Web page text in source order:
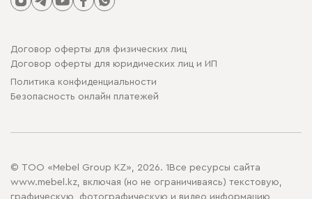
Договор оферты для физических лиц
Договор оферты для юридических лиц и ИП
Политика конфиденциальности
Безопасность онлайн платежей
© ТОО «Mebel Group KZ», 2026. 1Все ресурсы сайта
www.mebel.kz, включая (но не ограничиваясь) текстовую,